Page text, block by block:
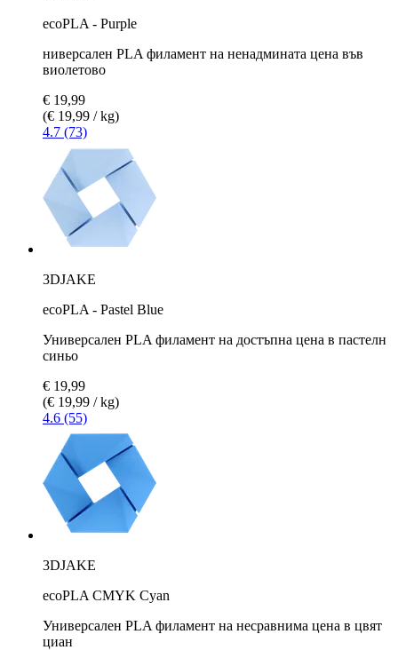
ecoPLA - Purple
ниверсален PLA филамент на ненадмината цена във
виолетово
€ 19,99
(€ 19,99 / kg)
4.7 (73)
3DJAKE
ecoPLA - Pastel Blue
Универсален PLA филамент на достъпна цена в пастелн
синьо
€ 19,99
(€ 19,99 / kg)
4.6 (55)
3DJAKE
ecoPLA CMYK Cyan
Универсален PLA филамент на несравнима цена в цвят
циан